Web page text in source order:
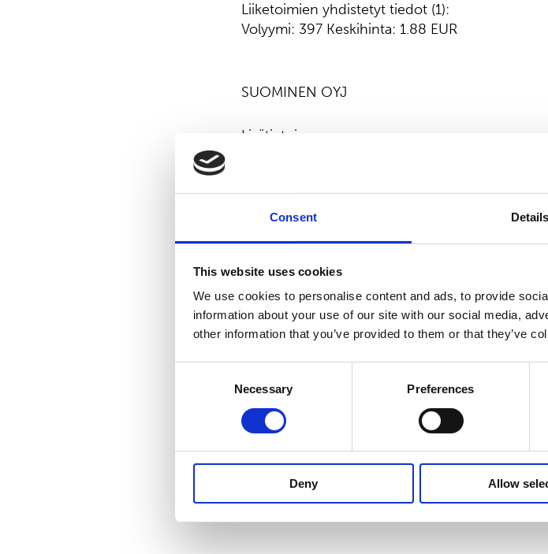
Consent Details
This website uses cookies
We use cookies to personalise content and ads, to provide
information about your use of our site with our social media,
other information that you’ve provided to them or that they’ve
Necessary Preferences
Deny Allow
Liiketoimien yhdistetyt tiedot (1):
Volyymi: 397 Keskihinta: 1.88 EUR
SUOMINEN OYJ
Lisätietoja:
Suominen valmistaa kuitukankaita
sovelluksiin. Visiomme on olla edelläkävijä
Suomisen kuitukankaista valmistetut
maailmaa. Suomisen liikevaihto vuonna 2024
ammattilaista Euroopassa sekä Pohjois- ja
Nasdaq Helsingissä. Lue lisää:www.suominen.fi
Jakelu:
Keskeiset tiedotusvälineet
www.suominen.fi